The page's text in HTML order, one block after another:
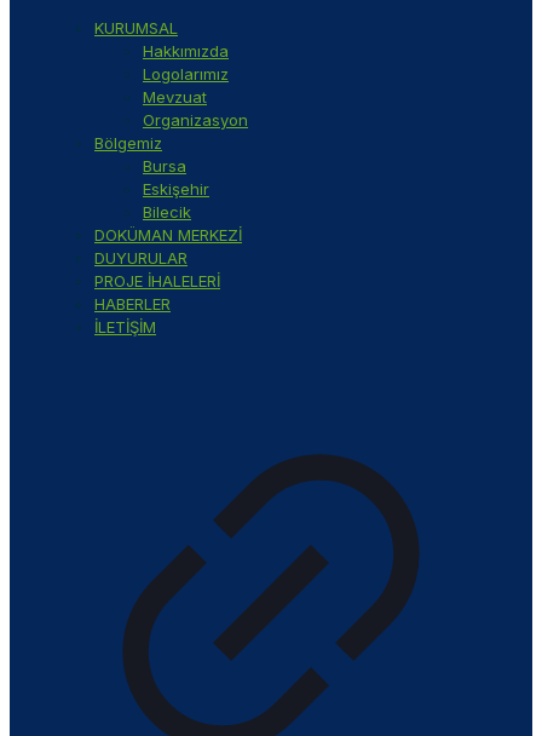
KURUMSAL
Hakkımızda
Logolarımız
Mevzuat
Organizasyon
Bölgemiz
Bursa
Eskişehir
Bilecik
DOKÜMAN MERKEZİ
DUYURULAR
PROJE İHALELERİ
HABERLER
İLETİŞİM